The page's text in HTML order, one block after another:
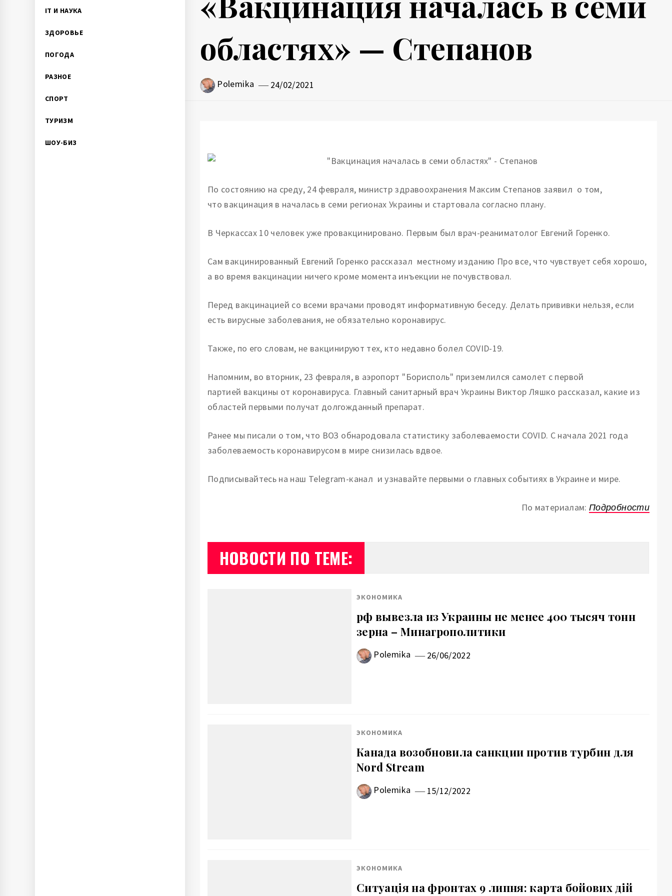
IT И НАУКА
ЗДОРОВЬЕ
ПОГОДА
РАЗНОЕ
СПОРТ
ТУРИЗМ
ШОУ-БИЗ
областях» — Степанов
Polemika 24/02/2021
По состоянию на среду, 24 февраля, министр здравоохранения Максим Степанов заявил о том,
что вакцинация в началась в семи регионах Украины и стартовала согласно плану.
В Черкассах 10 человек уже провакцинировано. Первым был врач-реаниматолог Евгений Горенко.
Сам вакцинированный Евгений Горенко рассказал местному изданию Про все, что чувствует себя хорошо,
а во время вакцинации ничего кроме момента инъекции не почувствовал.
Перед вакцинацией со всеми врачами проводят информативную беседу. Делать прививки нельзя, если
есть вирусные заболевания, не обязательно коронавирус.
Также, по его словам, не вакцинируют тех, кто недавно болел COVID-19.
Напомним, во вторник, 23 февраля, в аэропорт "Борисполь" приземлился самолет с первой
партией вакцины от коронавируса. Главный санитарный врач Украины Виктор Ляшко рассказал, какие из
областей первыми получат долгожданный препарат.
Ранее мы писали о том, что ВОЗ обнародовала статистику заболеваемости COVID. С начала 2021 года
заболеваемость коронавирусом в мире снизилась вдвое.
Подписывайтесь на наш Telegram-канал и узнавайте первыми о главных событиях в Украине и мире.
По материалам:Подробности
НОВОСТИ ПО ТЕМЕ:
ЭКОНОМИКА
рф вывезла из Украины не менее 400 тысяч тонн
зерна – Минагрополитики
Polemika 26/06/2022
ЭКОНОМИКА
Канада возобновила санкции против турбин для
Nord Stream
Polemika 15/12/2022
ЭКОНОМИКА
Ситуація на фронтах 9 липня: карта бойових дій